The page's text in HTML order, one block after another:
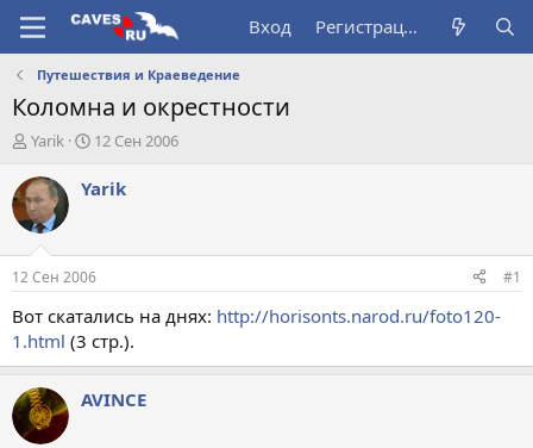
Вход Регистрация
Путешествия и Краеведение
Коломна и окрестности
А
т
о
р
т
е
м
ы
Yarik
Д
т
ч
а
л
12 Сен 2006
Yarik
12 Сен 2006 #1
Вот скатались на днях: http://horisonts.narod.ru/foto120-
1.html (3 стр.).
AVINCE